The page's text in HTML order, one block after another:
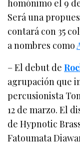
homónimo el 9
Será una
contará con 35
a nombres como
– El debut de
agrupación que
percusionista
12 de marzo. El
de Hypnotic
Fatoumata